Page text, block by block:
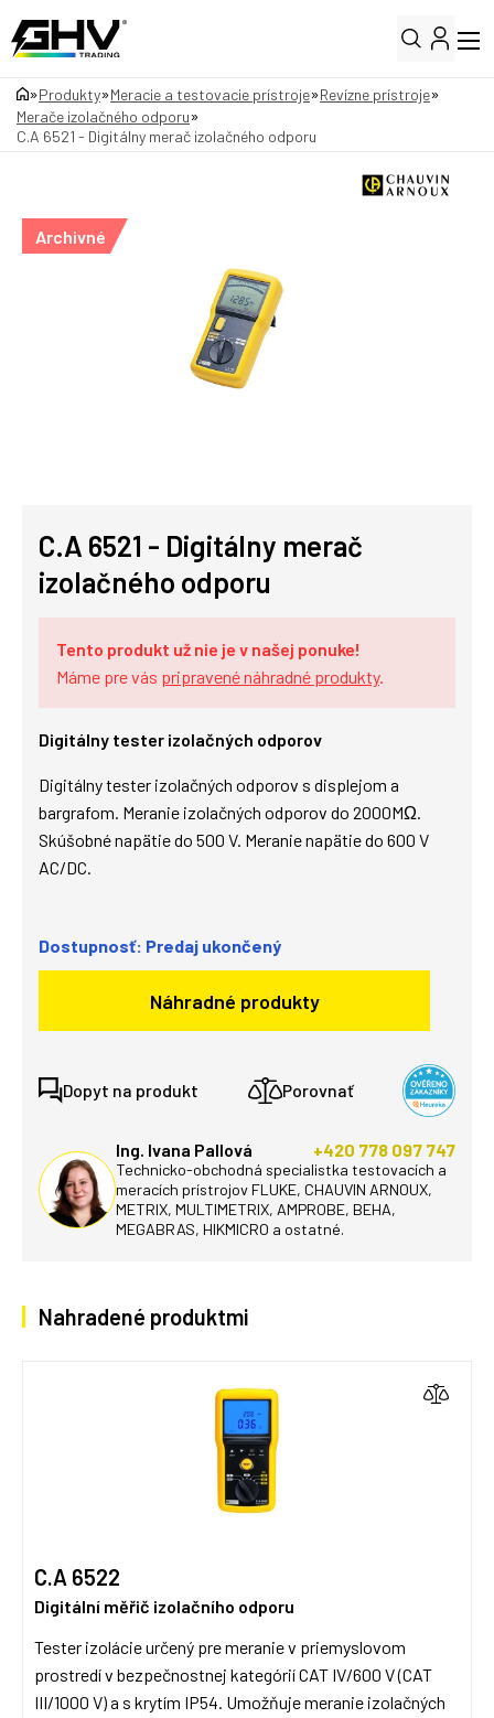
»Produkty»Meracie a testovacie prístroje»Revízne prístroje»
Merače izolačného odporu»
C.A 6521 - Digitálny merač izolačného odporu
Archivné
C.A 6521 - Digitálny merač
izolačného odporu
Tento produkt už nie je v našej ponuke!
Máme pre vás pripravené náhradné produkty.
Digitálny tester izolačných odporov
Digitálny tester izolačných odporov s displejom a
bargrafom. Meranie izolačných odporov do 2000MΩ.
Skúšobné napätie do 500 V. Meranie napätie do 600 V
AC/DC.
Dostupnosť: Predaj ukončený
Náhradné produkty
Dopyt na produkt Porovnať
Ing. Ivana Pallová +420 778 097 747
Technicko-obchodná specialistka testovacích a
meracích prístrojov FLUKE, CHAUVIN ARNOUX,
METRIX, MULTIMETRIX, AMPROBE, BEHA,
MEGABRAS, HIKMICRO a ostatné.
Nahradené produktmi
C.A 6522
Digitální měřič izolačního odporu
Tester izolácie určený pre meranie v priemyslovom
prostredí v bezpečnostnej kategórií CAT IV/600 V (CAT
III/1000 V) a s krytím IP54. Umožňuje meranie izolačných